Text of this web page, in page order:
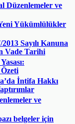
Düzenlemeler ve
Yükümlülükler
Sayılı Kanuna
Vade Tarihi
İntifa Hakkı
ve
belgeler için